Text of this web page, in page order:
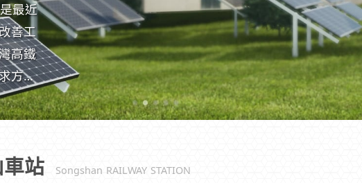
最近
善工
高鐵
方
站 Songshan RAILWAY STATION